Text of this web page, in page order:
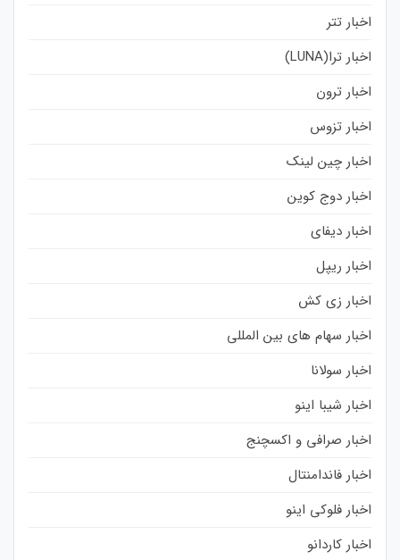
اخبار تتر
اخبار ترا(LUNA)
اخبار ترون
اخبار تزوس
اخبار چین لینک
اخبار دوج کوین
اخبار دیفای
اخبار ریپل
اخبار زی کش
اخبار سهام های بین المللی
اخبار سولانا
اخبار شیبا اینو
اخبار صرافی و اکسچنج
اخبار فاندامنتال
اخبار فلوکی اینو
اخبار کاردانو